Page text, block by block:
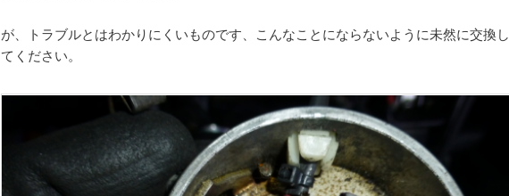
が、トラブルとはわかりにくいものです、こんなことにならないように未然に交換し
てください。